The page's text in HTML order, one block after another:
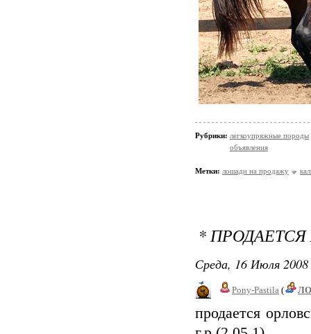
Рубрики: легкоупряжные породы
объявления
Метки: лошади на продажу
*
Среда, 16 Июля
Pony-Pastila (
продается